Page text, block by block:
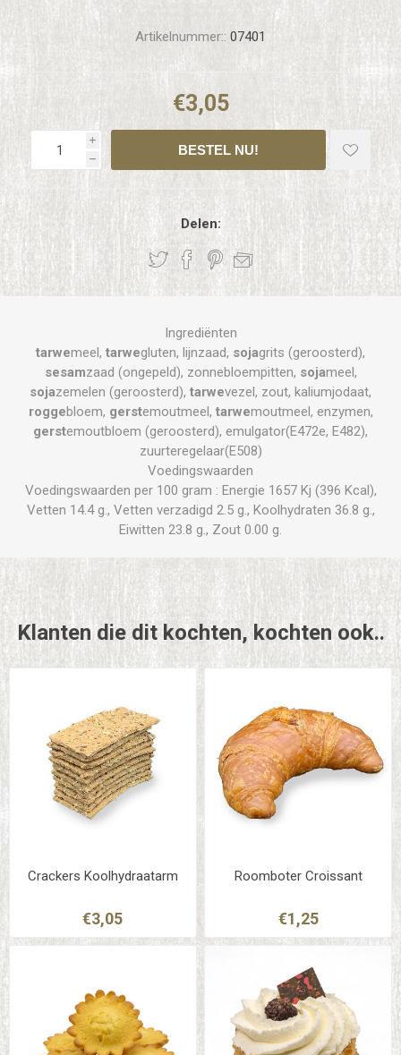
Artikelnummer:: 07401
€3,05
i
h
Delen:
Ingrediënten
tarwemeel, tarwegluten, lijnzaad, sojagrits (geroosterd),
sesamzaad (ongepeld), zonnebloempitten, sojameel,
sojazemelen (geroosterd), tarwevezel, zout, kaliumjodaat,
roggebloem, gerstemoutmeel, tarwemoutmeel, enzymen,
gerstemoutbloem (geroosterd), emulgator(E472e, E482),
zuurteregelaar(E508)
Voedingswaarden
Voedingswaarden per 100 gram : Energie 1657 Kj (396 Kcal),
Vetten 14.4 g., Vetten verzadigd 2.5 g., Koolhydraten 36.8 g.,
Eiwitten 23.8 g., Zout 0.00 g.
Klanten die dit kochten, kochten ook..
Crackers Koolhydraatarm
€3,05
Roomboter Croissant
€1,25